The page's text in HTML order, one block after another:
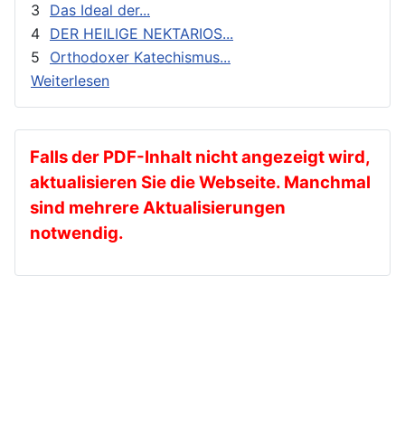
Geschichte
gnadenhafte Erscheinungen
Heilige
Ikonen
Kalender
Katechese
Kinder und Jugendarbeit
Kirche in der Diaspora
3
Das Ideal der...
4 DER HEILIGE NEKTARIOS...
5
Orthodoxer Katechismus...
Weiterlesen
Falls der PDF-Inhalt nicht angezeigt wird,
aktualisieren Sie die Webseite. Manchmal
sind mehrere Aktualisierungen
notwendig.